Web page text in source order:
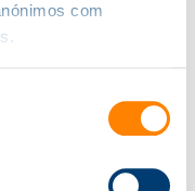
com
ao:
E ARBITRAGEM